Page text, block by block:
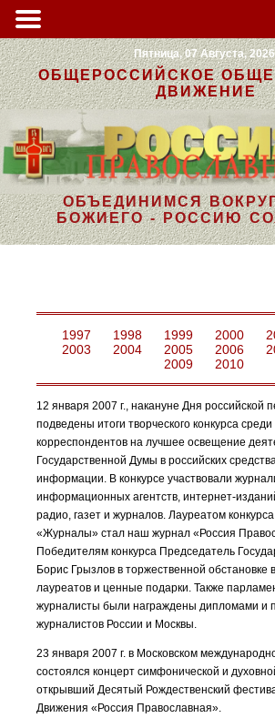
Пятница, 07 Августа, 2026
ОБЩЕРОССИЙСКОЕ
ДВИЖЕНИЕ
ОБЪЕДИНИМСЯ
БОЖИЕГО - РОССИЮ
1997 1998 1999 2000
2003
2004 2005 2006
2009
2010
12 января 2007 г., накануне Дня российской
подведены итоги творческого конкурса
корреспондентов на лучшее освещение
Государственной Думы в российских
информации. В конкурсе участвовали
информационных агентств, интернет-
радио, газет и журналов. Лауреатом
«Журналы» стал наш журнал «Рос­сия
Победителям конкурса Председатель
Борис Грызлов в торжественной обстановке
лауреатов и ценные подарки. Также
журналисты были награждены дипломами и
жур­налистов России и Москвы.
23 января 2007 г. в Московском
состоялся концерт симфонической и
открывший Десятый Рождественский
Движения «Россия Православная».